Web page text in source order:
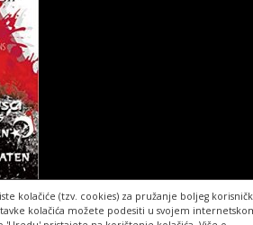
kolačiće (tzv. cookies) za pružanje boljeg
kolačića možete podesiti u svojem